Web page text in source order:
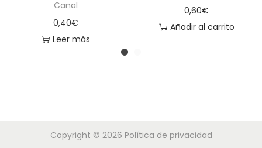
Canal
0,40€
Leer más
0,60€
Añadir al carrito
Copyright © 2026 Política de privacidad